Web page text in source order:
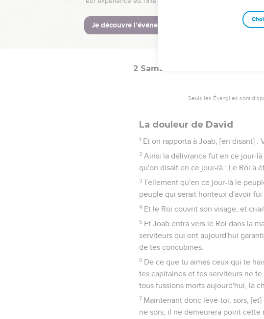
Alors le Roi fut fort ému, et monta
marchant : Mon fils Absalom ! mon
2 Samuel
Seuls les Évangiles sont
La douleur de David
1 Et on rapporta à Joab, [en disant] :
2 Ainsi la délivrance fut en ce jour-
qu'on disait en ce jour-là : Le Roi a
3 Tellement qu'en ce jour-là le
peuple qui serait honteux d'avoir fui
4 Et le Roi couvrit son visage, et
5 Et Joab entra vers le Roi dans la
serviteurs qui ont aujourd'hui
de tes concubines.
6 De ce que tu aimes ceux qui te
tes capitaines et tes serviteurs ne
tous fussions morts aujourd'hui, la
7 Maintenant donc lève-toi, sors,
ne sors, il ne demeurera point